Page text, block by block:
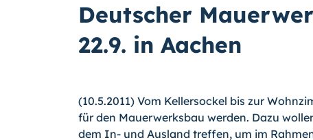
Deutscher
22.9. in Aachen
(10.5.2011) Vom Kellersockel bis zur
für den Mauerwerksbau werden. Dazu
dem In- und Ausland treffen, um im